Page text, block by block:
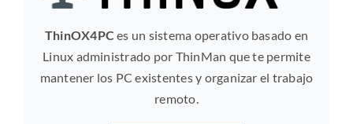
ThinOX4PC es un sistema operativo basado en
Linux administrado por ThinMan que te permite
mantener los PC existentes y organizar el trabajo
remoto.